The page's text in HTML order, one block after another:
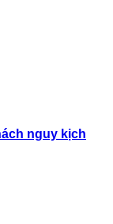
nguy kịch